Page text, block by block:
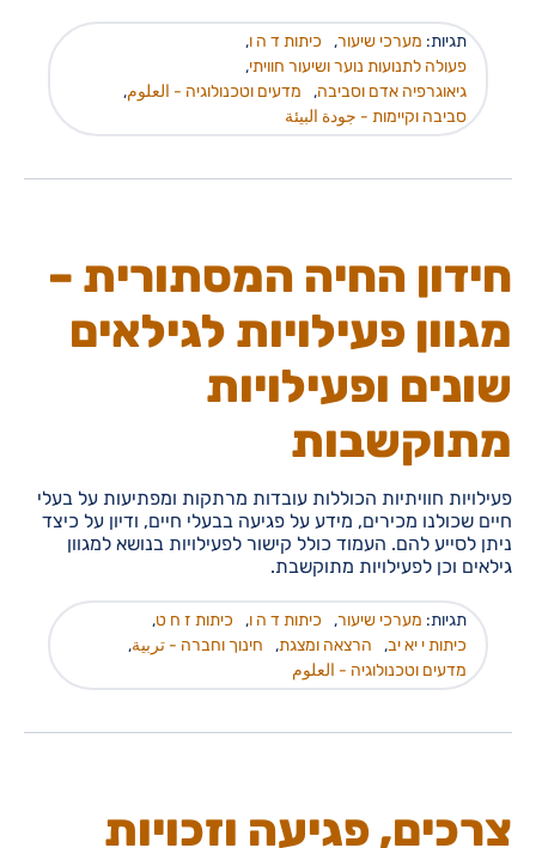
תגיות: מערכי שיעור, כיתות ד ה ו,
פעולה לתנועות נוער ושיעור חוויתי,
גיאוגרפיה אדם וסביבה, מדעים וטכנולוגיה - العلوم,
סביבה וקיימות - جودة البيئة
חידון החיה המסתורית –
מגוון פעילויות לגילאים
שונים ופעילויות
מתוקשבות
פעילויות חוויתיות הכוללות עובדות מרתקות ומפתיעות על בעלי
חיים שכולנו מכירים, מידע על פגיעה בבעלי חיים, ודיון על כיצד
ניתן לסייע להם. העמוד כולל קישור לפעילויות בנושא למגוון
גילאים וכן לפעילויות מתוקשבת.
תגיות: מערכי שיעור, כיתות ד ה ו, כיתות ז ח ט,
כיתות י יא יב, הרצאה ומצגת, חינוך וחברה - تربية,
מדעים וטכנולוגיה - العلوم
צרכים, פגיעה וזכויות